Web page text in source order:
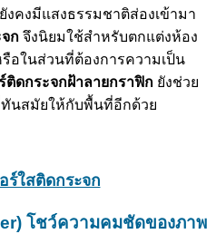
งคงมีแสงธรรมชาติส่องเข้ามา
ก จึงนิยมใช้สำหรับตกแต่งห้อง
อในส่วนที่ต้องการความเป็น
ติดกระจกฝ้าลายกราฟิก ยังช่วย
นสมัยให้กับพื้นที่อีกด้วย
ร์ใสติดกระจก
โชว์ความคมชัดของภาพ